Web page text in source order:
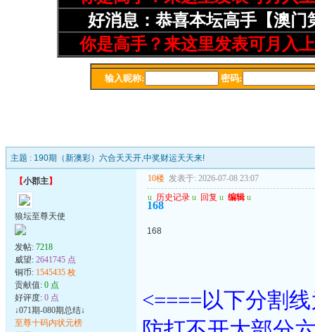
主题 : 190期（新澳彩）六合天天开,中奖财运天天来!
【小郡主】
狼坛至尊天使
发帖: 7218
威望: 2641745 点
铜币: 1545435 枚
贡献值: 0 点
好评度: 0 点
↓071期-080期总结↓
至尊十码内状元榜
10楼 发表于: 2026-07-08 23:07
u 历史记录 u 回复 u 编辑 u
168
168
<====以下分割